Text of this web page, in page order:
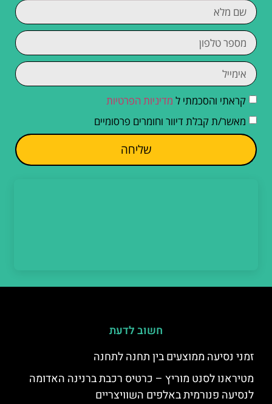
קראתי והסכמתי ל מדיניות הפרטיות
מאשר/ת קבלת דיוור וחומרים פרסומיים
שליחה
חשוב לדעת
זמני נסיעה ממוצעים בין תחנה לתחנה
מטיראנו לסנט מוריץ – כרטיס רכבת ברנינה האדומה
לנסיעה פנורמית באלפים השוויצריים